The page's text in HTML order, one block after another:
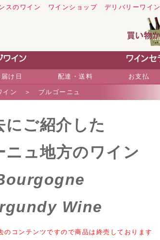
スのワイン ワイン ショップ デリバリーワイン
け日 配達・送料 お支払
イン ＞ ブルゴーニュ
にご紹介した
ニュ地方のワイン
Wine
コンテンツですので商品は終売しております